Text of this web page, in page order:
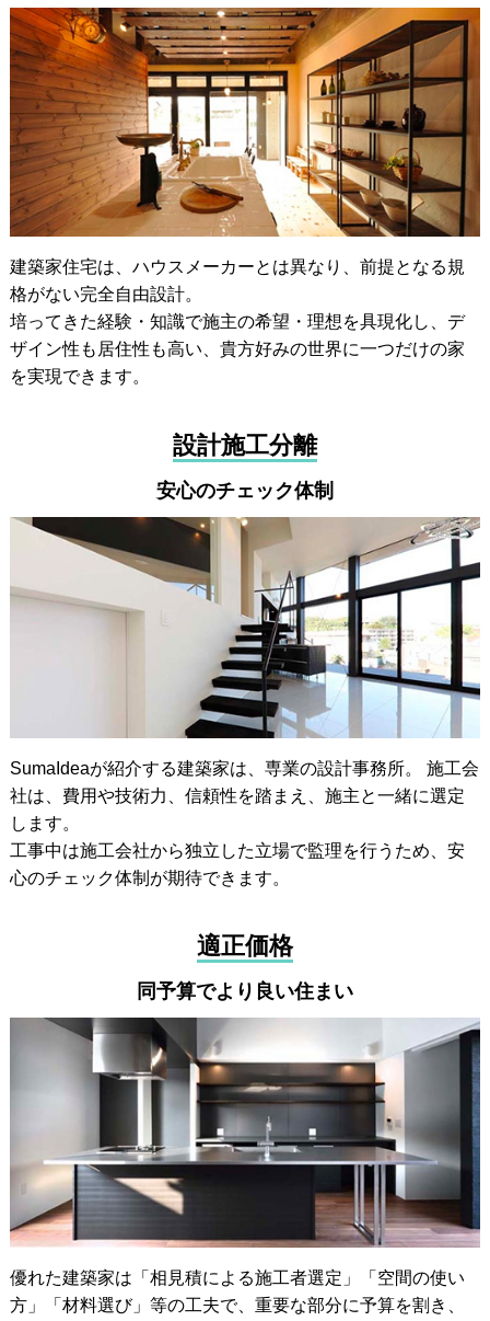
建築家住宅は、ハウスメーカーとは異なり、前提となる規
格がない完全自由設計。
培ってきた経験・知識で施主の希望・理想を具現化し、デ
ザイン性も居住性も高い、貴方好みの世界に一つだけの家
を実現できます。
設計施工分離
安心のチェック体制
SumaIdeaが紹介する建築家は、専業の設計事務所。 施工会
社は、費用や技術力、信頼性を踏まえ、施主と一緒に選定
します。
工事中は施工会社から独立した立場で監理を行うため、安
心のチェック体制が期待できます。
適正価格
同予算でより良い住まい
優れた建築家は「相見積による施工者選定」「空間の使い
方」「材料選び」等の工夫で、重要な部分に予算を割き、